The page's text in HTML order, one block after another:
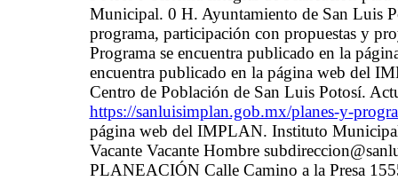
Municipal. 0 H. Ayuntamiento de San Luis
programa, participación con propuestas y
Programa se encuentra publicado en la
encuentra publicado en la página web del
Centro de Población de San Luis Potosí.
https://sanluisimplan.gob.mx/planes-y-
página web del IMPLAN. Instituto
Vacante Vacante Hombre
PLANEACIÓN Calle Camino a la Presa